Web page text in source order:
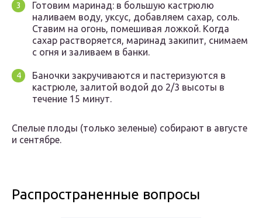
Готовим маринад: в большую кастрюлю
наливаем воду, уксус, добавляем сахар, соль.
Ставим на огонь, помешивая ложкой. Когда
сахар растворяется, маринад закипит, снимаем
с огня и заливаем в банки.
Баночки закручиваются и пастеризуются в
кастрюле, залитой водой до 2/3 высоты в
течение 15 минут.
Спелые плоды (только зеленые) собирают в августе
и сентябре.
Распространенные вопросы